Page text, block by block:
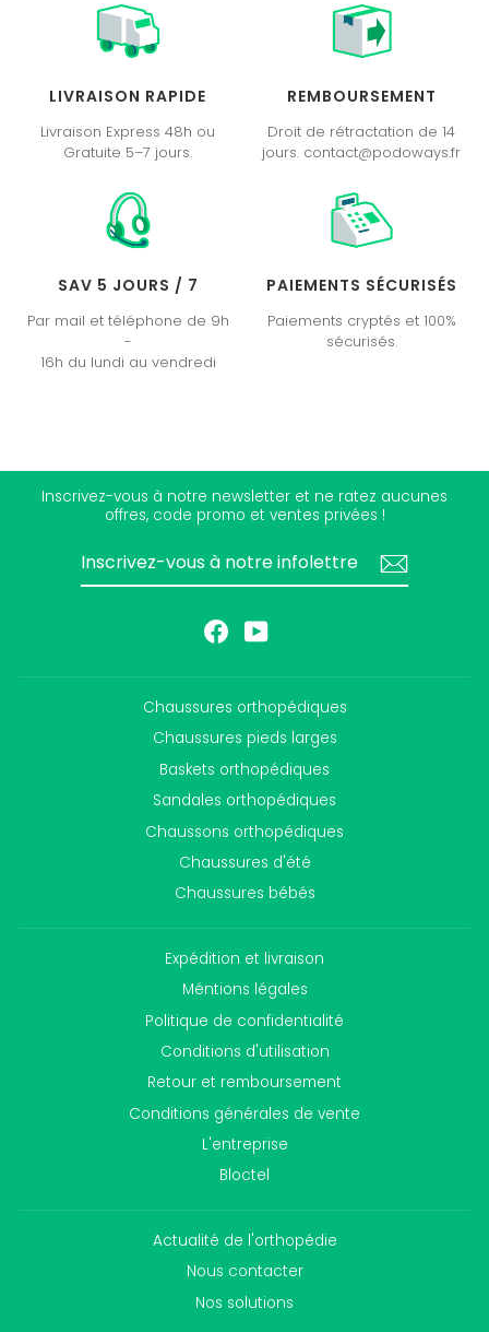
LIVRAISON RAPIDE
Livraison Express 48h ou
Gratuite 5–7 jours.
REMBOURSEMENT
Droit de rétractation de 14
jours. contact@podoways.fr
SAV 5 JOURS / 7
Par mail et téléphone de 9h
-
16h du lundi au vendredi
PAIEMENTS SÉCURISÉS
Paiements cryptés et 100%
sécurisés.
Inscrivez-vous à notre newsletter et ne ratez aucunes
offres, code promo et ventes privées !
FacebookYouTube
Chaussures orthopédiques
Chaussures pieds larges
Baskets orthopédiques
Sandales orthopédiques
Chaussons orthopédiques
Chaussures d'été
Chaussures bébés
Expédition et livraison
Méntions légales
Politique de confidentialité
Conditions d'utilisation
Retour et remboursement
Conditions générales de vente
L'entreprise
Bloctel
Actualité de l'orthopédie
Nous contacter
Nos solutions